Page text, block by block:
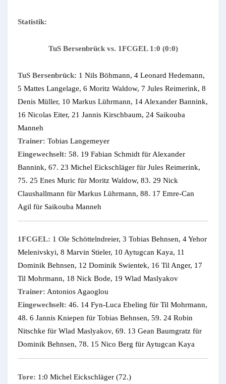
Statistik:
TuS Bersenbrück vs. 1FCGEL 1:0 (0:0)
TuS Bersenbrück: 1 Nils Böhmann, 4 Leonard Hedemann,
5 Mattes Langelage, 6 Moritz Waldow, 7 Jules Reimerink, 8
Denis Müller, 10 Markus Lührmann, 14 Alexander Bannink,
16 Nicolas Eiter, 21 Jannis Kirschbaum, 24 Saikouba
Manneh
Trainer: Tobias Langemeyer
Eingewechselt: 58. 19 Fabian Schmidt für Alexander
Bannink, 67. 23 Michel Eickschläger für Jules Reimerink,
75. 25 Enes Muric für Moritz Waldow, 83. 29 Nick
Claushallmann für Markus Lührmann, 88. 17 Emre-Can
Agil für Saikouba Manneh
1FCGEL: 1 Ole Schöttelndreier, 3 Tobias Behnsen, 4 Yehor
Melenivskyi, 8 Marvin Stieler, 10 Aytugcan Kaya, 11
Dominik Behnsen, 12 Dominik Swientek, 16 Til Anger, 17
Til Mohrmann, 18 Nick Bode, 19 Wlad Maslyakov
Trainer: Antonios Agaoglou
Eingewechselt: 46. 14 Fyn-Luca Ebeling für Til Mohrmann,
48. 6 Jannis Kniepen für Tobias Behnsen, 59. 24 Robin
Nitschke für Wlad Maslyakov, 69. 13 Gean Baumgratz für
Dominik Behnsen, 78. 15 Nico Berg für Aytugcan Kaya
Tore: 1:0 Michel Eickschläger (72.)